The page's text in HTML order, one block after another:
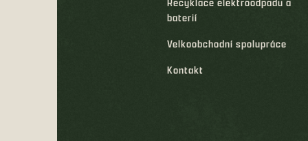
baterií
Velkoobchodní spolupráce
Kontakt